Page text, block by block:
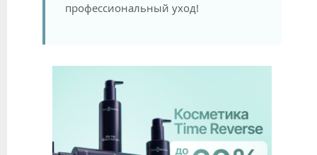
профессиональный уход!